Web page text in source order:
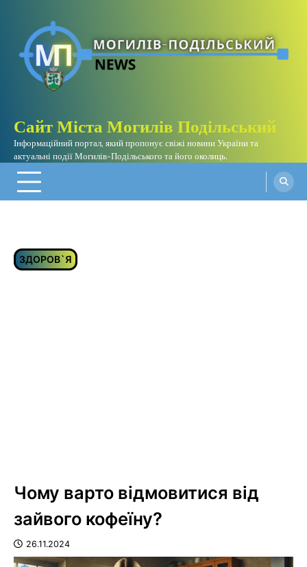
вмісту
Сайт Міста Могилів Подільський
Інформаційний портал, який пропонує свіжі новини України та
актуальні події Могилів-Подільського та його околиць.
ЗДОРОВ`Я
Чому варто відмовитися від
зайвого кофеїну?
26.11.2024